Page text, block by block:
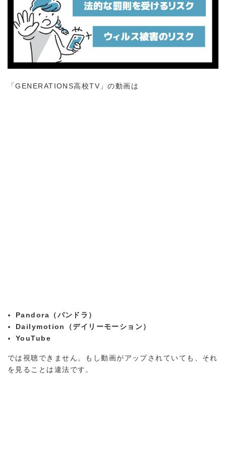
「GENERATIONS高校TV」の動画は
Pandora（パンドラ）
Dailymotion（デイリーモーション）
YouTube
では視聴できません。もし動画がアップされていても、それ
を見ることは違法です。